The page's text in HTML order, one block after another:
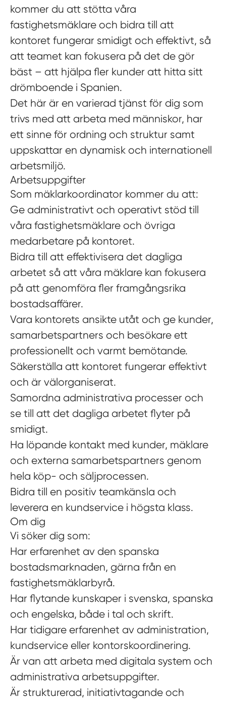
kommer du att stötta våra
fastighetsmäklare och bidra till att
kontoret fungerar smidigt och effektivt, så
att teamet kan fokusera på det de gör
bäst – att hjälpa fler kunder att hitta sitt
drömboende i Spanien.
Det här är en varierad tjänst för dig som
trivs med att arbeta med människor, har
ett sinne för ordning och struktur samt
uppskattar en dynamisk och internationell
arbetsmiljö.
Arbetsuppgifter
Som mäklarkoordinator kommer du att:
Ge administrativt och operativt stöd till
våra fastighetsmäklare och övriga
medarbetare på kontoret.
Bidra till att effektivisera det dagliga
arbetet så att våra mäklare kan fokusera
på att genomföra fler framgångsrika
bostadsaffärer.
Vara kontorets ansikte utåt och ge kunder,
samarbetspartners och besökare ett
professionellt och varmt bemötande.
Säkerställa att kontoret fungerar effektivt
och är välorganiserat.
Samordna administrativa processer och
se till att det dagliga arbetet flyter på
smidigt.
Ha löpande kontakt med kunder, mäklare
och externa samarbetspartners genom
hela köp- och säljprocessen.
Bidra till en positiv teamkänsla och
leverera en kundservice i högsta klass.
Om dig
Vi söker dig som:
Har erfarenhet av den spanska
bostadsmarknaden, gärna från en
fastighetsmäklarbyrå.
Har flytande kunskaper i svenska, spanska
och engelska, både i tal och skrift.
Har tidigare erfarenhet av administration,
kundservice eller kontorskoordinering.
Är van att arbeta med digitala system och
administrativa arbetsuppgifter.
Är strukturerad, initiativtagande och